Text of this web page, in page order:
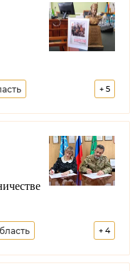
+ 5
Донское
+ 4